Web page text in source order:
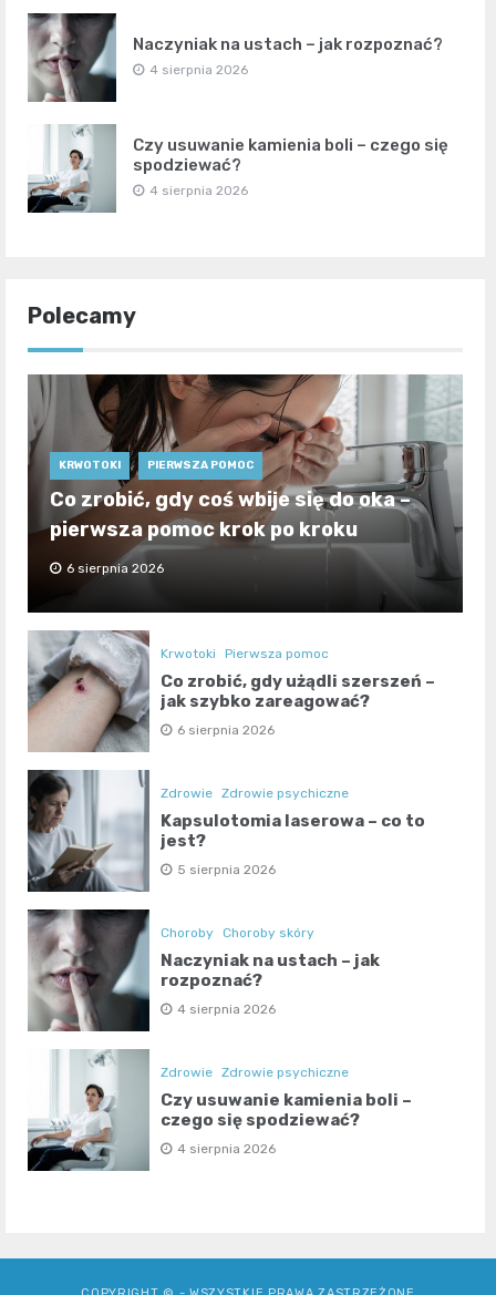
Naczyniak na ustach – jak rozpoznać?
4 sierpnia 2026
Czy usuwanie kamienia boli – czego się
spodziewać?
4 sierpnia 2026
Polecamy
KRWOTOKI PIERWSZA POMOC
Co zrobić, gdy coś wbije się do oka –
pierwsza pomoc krok po kroku
6 sierpnia 2026
Krwotoki Pierwsza pomoc
Co zrobić, gdy użądli szerszeń –
jak szybko zareagować?
6 sierpnia 2026
Zdrowie Zdrowie psychiczne
Kapsulotomia laserowa – co to
jest?
5 sierpnia 2026
Choroby Choroby skóry
Naczyniak na ustach – jak
rozpoznać?
4 sierpnia 2026
Zdrowie Zdrowie psychiczne
Czy usuwanie kamienia boli –
czego się spodziewać?
4 sierpnia 2026